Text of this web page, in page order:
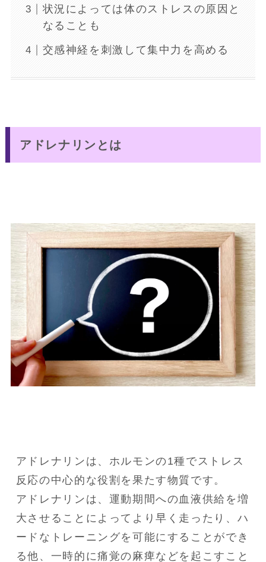
状況によっては体のストレスの原因と
なることも
交感神経を刺激して集中力を高める
アドレナリンとは
アドレナリンは、ホルモンの1種でストレス
反応の中心的な役割を果たす物質です。
アドレナリンは、運動期間への血液供給を増
大させることによってより早く走ったり、ハ
ードなトレーニングを可能にすることができ
る他、一時的に痛覚の麻痺などを起こすこと